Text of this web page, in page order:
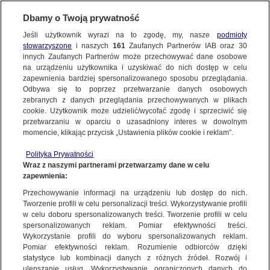
KONTAKT24|NAJNOWSZE
"Tyle zarabiam w Przewozach
Regionalnych"
17 SIERPNIA 2011 12:30
KONTAKT24
Wyślij Materiał
WYŚLIJ MATERIAŁ
NAJNOWSZE
GORĄCE TEMATY
WIĘCEJ
KANAŁY
Dzień dobry!
Jedno konto do wszystkich usług
Dbamy o Twoją prywatność
Jeśli użytkownik wyrazi na to zgodę, my, nasze podmioty
stowarzyszone i naszych 161Zaufanych Partnerów IAB oraz 30
innych Zaufanych Partnerów może przechowywać dane osobowe
na urządzeniu użytkownika i uzyskiwać do nich dostęp w celu
zapewnienia bardziej spersonalizowanego sposobu przeglądania.
Odbywa się to poprzez przetwarzanie danych osobowych
zebranych z danych przeglądania przechowywanych w plikach
cookie. Użytkownik może udzielić/wycofać zgodę i sprzeciwić się
przetwarzaniu w oparciu o uzasadniony interes w dowolnym
momencie, klikając przycisk „Ustawienia plików cookie i reklam”.
Polityka Prywatności
Wraz z naszymi partnerami przetwarzamy dane w celu
zapewnienia:
Przechowywanie informacji na urządzeniu lub dostęp do nich.
Tworzenie profili w celu personalizacji treści. Wykorzystywanie profili
w celu doboru spersonalizowanych treści. Tworzenie profili w celu
spersonalizowanych reklam. Pomiar efektywności treści.
Wykorzystanie profili do wyboru spersonalizowanych reklam.
Pomiar efektywności reklam. Rozumienie odbiorców dzięki
statystyce lub kombinacji danych z różnych źródeł. Rozwój i